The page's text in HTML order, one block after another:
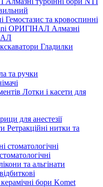
Гемостазис та кровоспинні
Алмазні
Гладилки
та ручки
Лотки і касети для
для анестезії
Ретракційні нитки та
та альгінати